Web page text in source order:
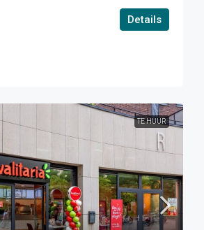
Details
TE HUUR